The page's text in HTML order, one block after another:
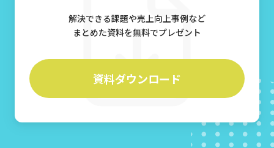
解決できる課題や売上向上事例など
まとめた資料を無料でプレゼント
資料ダウンロード